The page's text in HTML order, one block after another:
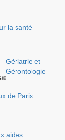
la santé
Gériatrie et
Gérontologie
de Paris
aides